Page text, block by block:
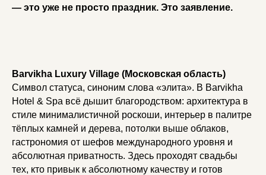
— это уже не просто праздник. Это заявление.
Barvikha Luxury Village (Московская область)
Символ статуса, синоним слова «элита». В Barvikha
Hotel & Spa всё дышит благородством: архитектура в
стиле минималистичной роскоши, интерьер в палитре
тёплых камней и дерева, потолки выше облаков,
гастрономия от шефов международного уровня и
абсолютная приватность. Здесь проходят свадьбы
тех, кто привык к абсолютному качеству и готов